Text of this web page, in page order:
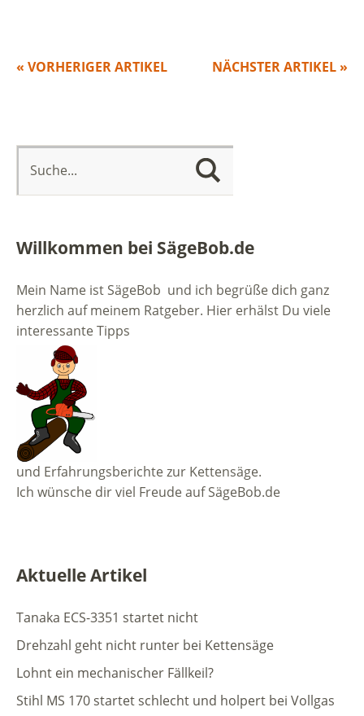
NÄCHSTER ARTIKEL »
« VORHERIGER ARTIKEL
Willkommen bei SägeBob.de
Mein Name ist SägeBob und ich begrüße dich ganz
herzlich auf meinem Ratgeber. Hier erhälst Du viele
interessante Tipps
und Erfahrungsberichte zur Kettensäge.
Ich wünsche dir viel Freude auf SägeBob.de
Aktuelle Artikel
Tanaka ECS-3351 startet nicht
Drehzahl geht nicht runter bei Kettensäge
Lohnt ein mechanischer Fällkeil?
Stihl MS 170 startet schlecht und holpert bei Vollgas